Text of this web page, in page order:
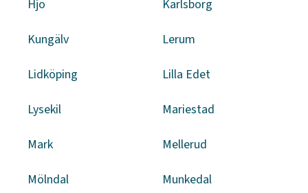
Hjo Karlsborg
Kungälv Lerum
Lidköping Lilla Edet
Lysekil Mariestad
Mark Mellerud
Mölndal Munkedal